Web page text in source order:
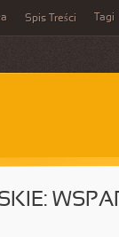
Spis Treści Tagi